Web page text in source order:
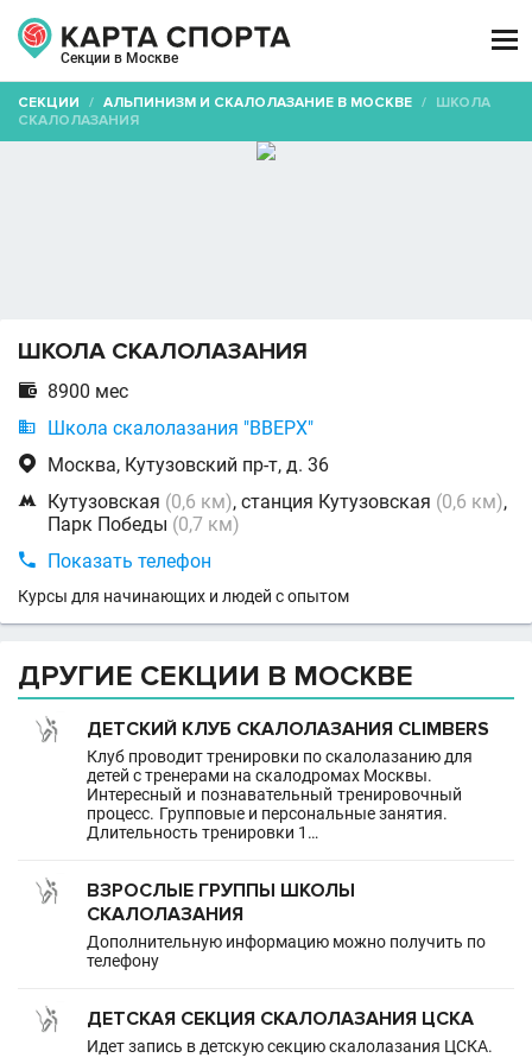
Секции в Москве

СЕКЦИИ / АЛЬПИНИЗМ И СКАЛОЛАЗАНИЕ В МОСКВЕ / ШКОЛА
СКАЛОЛАЗАНИЯ
ШКОЛА СКАЛОЛАЗАНИЯ
 8900 мес
 Школа скалолазания "ВВЕРХ"
 Москва, Кутузовский пр-т, д. 36
 Кутузовская (0,6 км), станция Кутузовская (0,6 км),
Парк Победы (0,7 км)
 Показать телефон
Курсы для начинающих и людей с опытом
ДРУГИЕ СЕКЦИИ В МОСКВЕ
ДЕТСКИЙ КЛУБ СКАЛОЛАЗАНИЯ CLIMBERS
Клуб проводит тренировки по скалолазанию для
детей с тренерами на скалодромах Москвы.
Интересный и познавательный тренировочный
процесс. Групповые и персональные занятия.
Длительность тренировки 1…
ВЗРОСЛЫЕ ГРУППЫ ШКОЛЫ
СКАЛОЛАЗАНИЯ
Дополнительную информацию можно получить по
телефону
ДЕТСКАЯ СЕКЦИЯ СКАЛОЛАЗАНИЯ ЦСКА
Идет запись в детскую секцию скалолазания ЦСКА.